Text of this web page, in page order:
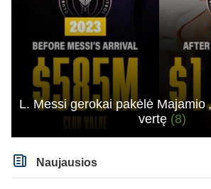
L. Messi gerokai pakėlė Majamio
vertę (8)
Naujausios